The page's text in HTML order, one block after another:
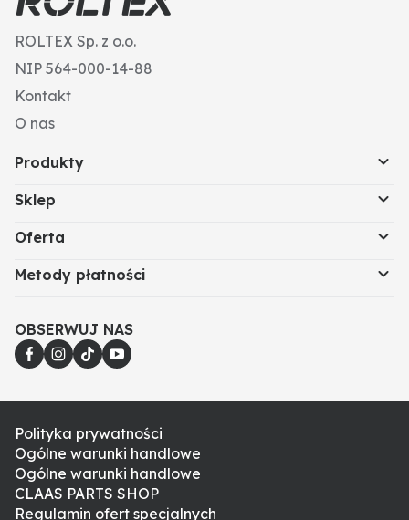
ROLTEX Sp. z o.o.
NIP 564-000-14-88
Kontakt
O nas
Produkty
Sklep
Oferta
Metody płatności
OBSERWUJ NAS
Polityka prywatności
Ogólne warunki handlowe
Ogólne warunki handlowe
CLAAS PARTS SHOP
Regulamin ofert specjalnych